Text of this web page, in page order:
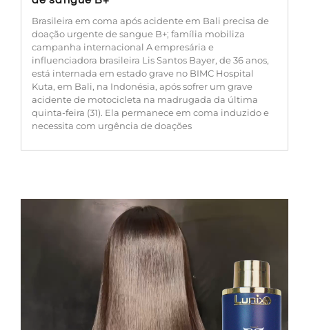
Brasileira em coma após acidente em Bali precisa de
doação urgente de sangue B+; família mobiliza
campanha internacional A empresária e
influenciadora brasileira Lis Santos Bayer, de 36 anos,
está internada em estado grave no BIMC Hospital
Kuta, em Bali, na Indonésia, após sofrer um grave
acidente de motocicleta na madrugada da última
quinta-feira (31). Ela permanece em coma induzido e
necessita com urgência de doações